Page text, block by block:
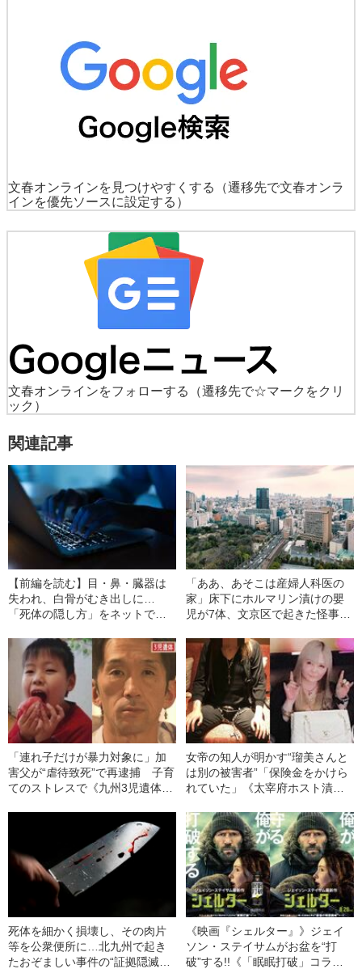
文春オンラインを見つけやすくする
（遷移先で文春オンラ
インを優先ソースに設定する）
文春オンラインをフォローする
（遷移先で☆マークをクリ
ック）
関連記事
【前編を読む】目・鼻・臓器は
失われ、白骨がむき出しに…
「死体の隠し方」をネットで何
恐ろしすぎる“所業”
「ああ、あそこは産婦人科医の
家」床下にホルマリン漬けの嬰
児が7体、文京区で起きた怪事件
「連れ子だけが暴力対象に」加
害父が“虐待致死”で再逮捕 子育
てのストレスで《九州3児遺体発
女帝の知人が明かす“瑠美さんと
は別の被害者”「保険金をかけら
れていた」《太宰府ホスト漬け
死体を細かく損壊し、その肉片
等を公衆便所に…北九州で起き
たおぞましい事件の“証拠隠滅作
《映画『シェルター』》ジェイ
ソン・ステイサムがお盆を“打
破”する!!《「眠眠打破」コラ